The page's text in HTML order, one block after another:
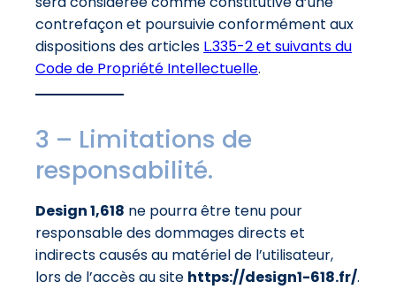
contrefaçon et poursuivie conformément aux
dispositions des articles L.335-2 et suivants du
Code de Propriété Intellectuelle.
3 – Limitations de
responsabilité.
Design 1,618 ne pourra être tenu pour
responsable des dommages directs et
indirects causés au matériel de l’utilisateur,
lors de l’accès au site https://design1-618.fr/.